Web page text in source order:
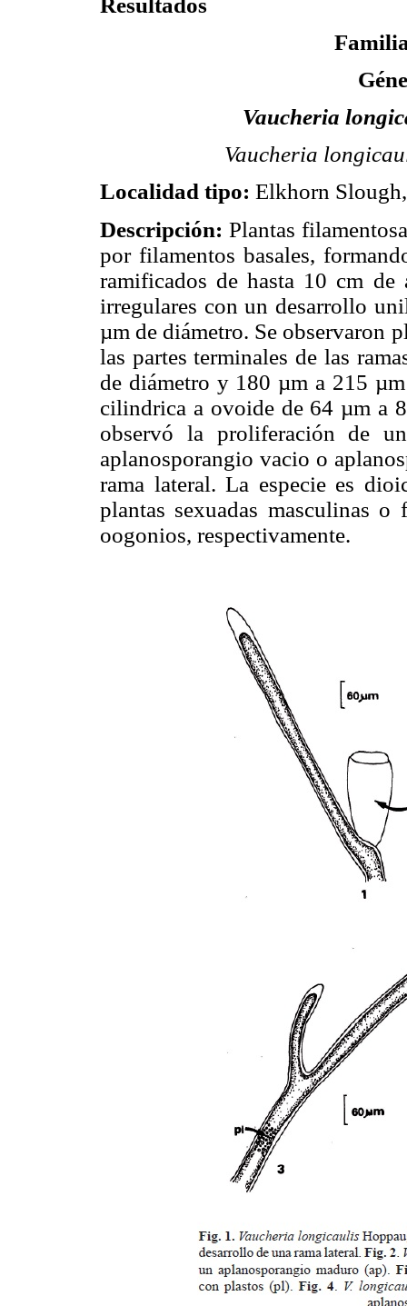
Vaucheria
Vaucheria
Localidad tipo: Elkhorn
Descripción: Plantas
por filamentos basales,
ramificados de hasta 10 cm
irregulares con un desarrollo
µm de diámetro. Se observaron
las partes terminales de las
de diámetro y 180 µm a 215
cilindrica a ovoide de 64 µm a
observó la proliferación de
aplanosporangio vacio o
rama lateral. La especie es
plantas sexuadas masculinas
oogonios, respectivamente.